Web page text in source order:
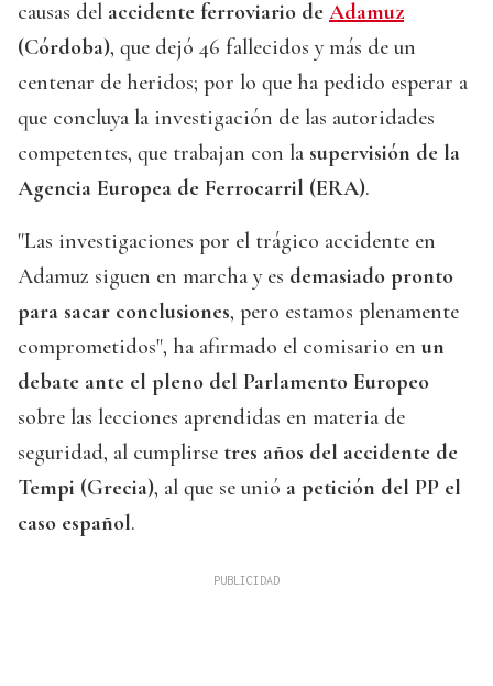
causas del accidente ferroviario de Adamuz
(Córdoba), que dejó 46 fallecidos y más de un
centenar de heridos; por lo que ha pedido esperar a
que concluya la investigación de las autoridades
competentes, que trabajan con la supervisión de la
Agencia Europea de Ferrocarril (ERA).
"Las investigaciones por el trágico accidente en
Adamuz siguen en marcha y es demasiado pronto
para sacar conclusiones, pero estamos plenamente
comprometidos", ha afirmado el comisario en un
debate ante el pleno del Parlamento Europeo
sobre las lecciones aprendidas en materia de
seguridad, al cumplirse tres años del accidente de
Tempi (Grecia), al que se unió a petición del PP el
caso español.